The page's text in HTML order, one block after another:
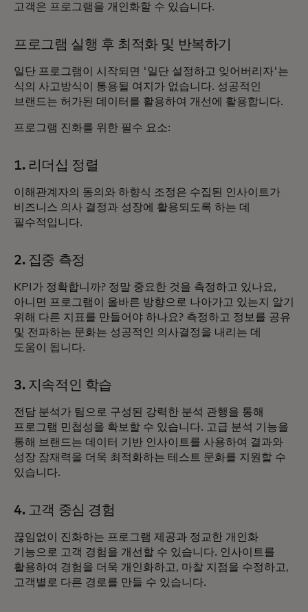
고객은 프로그램을 개인화할 수 있습니다.
프로그램 실행 후 최적화 및 반복하기
일단 프로그램이 시작되면 '일단 설정하고 잊어버리자'는
식의 사고방식이 통용될 여지가 없습니다. 성공적인
브랜드는 허가된 데이터를 활용하여 개선에 활용합니다.
프로그램 진화를 위한 필수 요소:
1. 리더십 정렬
이해관계자의 동의와 하향식 조정은 수집된 인사이트가
비즈니스 의사 결정과 성장에 활용되도록 하는 데
필수적입니다.
2. 집중 측정
KPI가 정확합니까? 정말 중요한 것을 측정하고 있나요,
아니면 프로그램이 올바른 방향으로 나아가고 있는지 알기
위해 다른 지표를 만들어야 하나요? 측정하고 정보를 공유
및 전파하는 문화는 성공적인 의사결정을 내리는 데
도움이 됩니다.
3. 지속적인 학습
전담 분석가 팀으로 구성된 강력한 분석 관행을 통해
프로그램 민첩성을 확보할 수 있습니다. 고급 분석 기능을
통해 브랜드는 데이터 기반 인사이트를 사용하여 결과와
성장 잠재력을 더욱 최적화하는 테스트 문화를 지원할 수
있습니다.
4. 고객 중심 경험
끊임없이 진화하는 프로그램 제공과 정교한 개인화
기능으로 고객 경험을 개선할 수 있습니다. 인사이트를
활용하여 경험을 더욱 개인화하고, 마찰 지점을 수정하고,
고객별로 다른 경로를 만들 수 있습니다.